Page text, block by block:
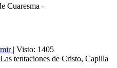
Cuaresma -
| Visto: 1405